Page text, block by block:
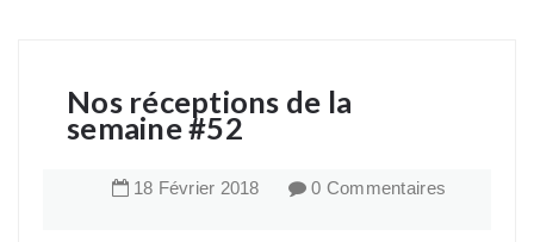
Nos réceptions de la
semaine #52
18 Février 2018 0 Commentaires